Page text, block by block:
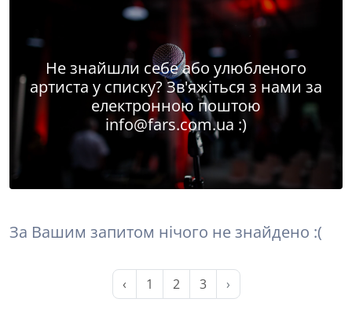
Не знайшли себе або улюбленого
артиста у списку? Зв'яжіться з нами за
електронною поштою
info@fars.com.ua :)
За Вашим запитом нічого не знайдено :(
‹ 1 2 3 ›